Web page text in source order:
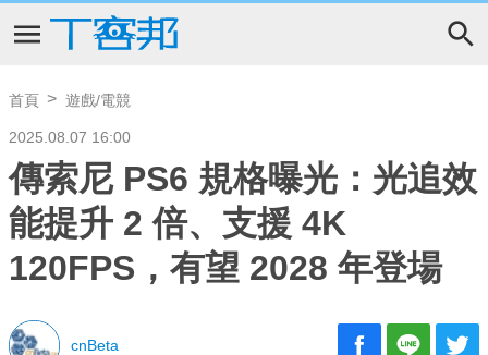
首頁 遊戲/電競
2025.08.07 16:00
傳索尼 PS6 規格曝光：光追效
能提升 2 倍、支援 4K
120FPS，有望 2028 年登場
cnBeta